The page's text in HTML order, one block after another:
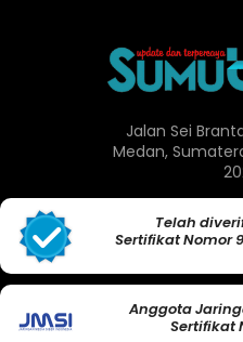
Jalan Sei
Medan,
Telah
Sertifikat Nomor
Anggota
Sertifikat